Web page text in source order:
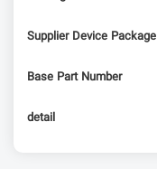
Supplier Device Package
Base Part Number
detail